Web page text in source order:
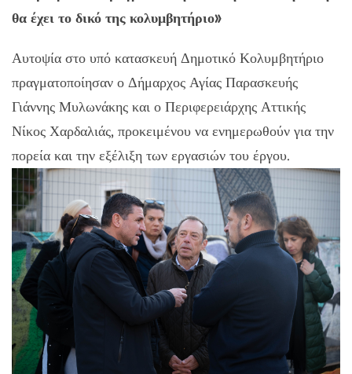
θα έχει το δικό της κολυμβητήριο»
Αυτοψία στο υπό κατασκευή Δημοτικό Κολυμβητήριο
πραγματοποίησαν ο Δήμαρχος Αγίας Παρασκευής
Γιάννης Μυλωνάκης και ο Περιφερειάρχης Αττικής
Νίκος Χαρδαλιάς, προκειμένου να ενημερωθούν για την
πορεία και την εξέλιξη των εργασιών του έργου.